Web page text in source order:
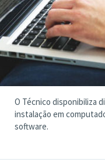
O Técnico disponibiliza
instalação em
software.